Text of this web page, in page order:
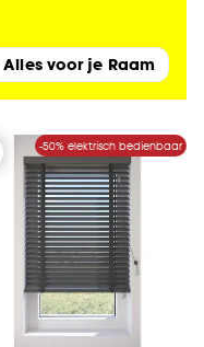
Alles voor je Raam
-50% elektrisch bedienbaar